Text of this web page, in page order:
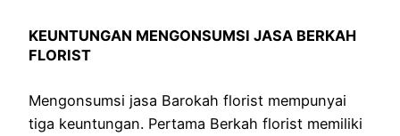
KEUNTUNGAN MENGONSUMSI JASA BERKAH
FLORIST
Mengonsumsi jasa Barokah florist mempunyai
tiga keuntungan. Pertama Berkah florist memiliki